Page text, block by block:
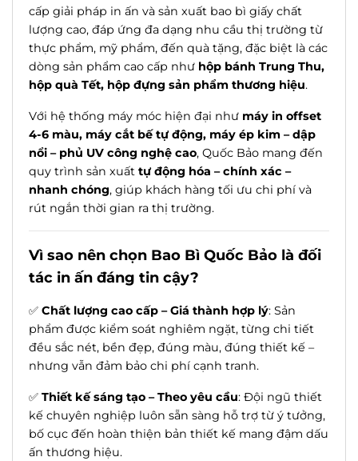
cấp giải pháp in ấn và sản xuất bao bì giấy chất
lượng cao, đáp ứng đa dạng nhu cầu thị trường từ
thực phẩm, mỹ phẩm, đến quà tặng, đặc biệt là các
dòng sản phẩm cao cấp như hộp bánh Trung Thu,
hộp quà Tết, hộp đựng sản phẩm thương hiệu.
Với hệ thống máy móc hiện đại như máy in offset
4-6 màu, máy cắt bế tự động, máy ép kim – dập
nổi – phủ UV công nghệ cao, Quốc Bảo mang đến
quy trình sản xuất tự động hóa – chính xác –
nhanh chóng, giúp khách hàng tối ưu chi phí và
rút ngắn thời gian ra thị trường.
Vì sao nên chọn Bao Bì Quốc Bảo là đối
tác in ấn đáng tin cậy?
✅ Chất lượng cao cấp – Giá thành hợp lý: Sản
phẩm được kiểm soát nghiêm ngặt, từng chi tiết
đều sắc nét, bền đẹp, đúng màu, đúng thiết kế –
nhưng vẫn đảm bảo chi phí cạnh tranh.
✅ Thiết kế sáng tạo – Theo yêu cầu: Đội ngũ thiết
kế chuyên nghiệp luôn sẵn sàng hỗ trợ từ ý tưởng,
bố cục đến hoàn thiện bản thiết kế mang đậm dấu
ấn thương hiệu.